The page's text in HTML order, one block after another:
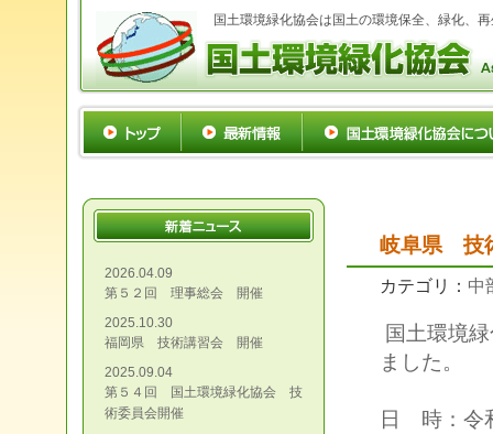
国土環境緑化協会は国土の環境保全、緑化、
2026.04.09
第５２回 理事総会 開催
2025.10.30
福岡県 技術講習会 開催
2025.09.04
第５４回 国土環境緑化協会 技
術委員会開催
岐阜県 技
カテゴリ： 中
国土環境
ました。
日 時：令